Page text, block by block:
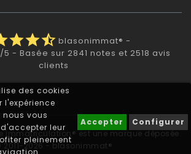
des cookies
l'expérience
vous
leur
pleinement
Accepter Configurer
starstarstar_half blasonimmat® -
/5 - Basée sur 2841 notes et 2518 avis
clients
immatriculation® est une marque déposée.
2011-2026 - blasonimmat®